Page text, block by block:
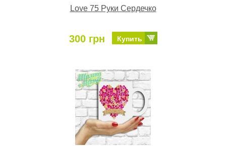
Love 75 Руки Сердечко
300 грн Купить